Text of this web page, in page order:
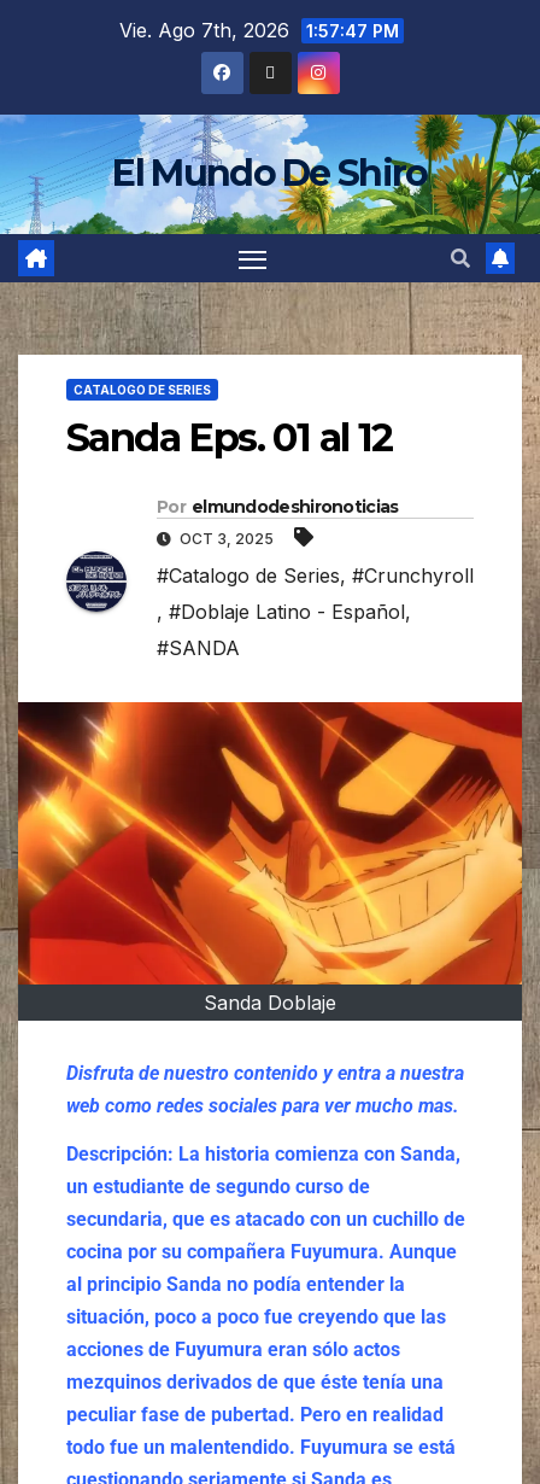
Vie. Ago 7th, 2026 1:57:48 PM
El Mundo De Shiro
CATALOGO DE SERIES
Sanda Eps. 01 al 12
Por elmundodeshironoticias
OCT 3, 2025
#Catalogo de Series, #Crunchyroll
, #Doblaje Latino - Español,
#SANDA
Sanda Doblaje
Disfruta de nuestro contenido y entra a nuestra
web como redes sociales para ver mucho mas.
Descripción: La historia comienza con Sanda,
un estudiante de segundo curso de
secundaria, que es atacado con un cuchillo de
cocina por su compañera Fuyumura. Aunque
al principio Sanda no podía entender la
situación, poco a poco fue creyendo que las
acciones de Fuyumura eran sólo actos
mezquinos derivados de que éste tenía una
peculiar fase de pubertad. Pero en realidad
todo fue un malentendido. Fuyumura se está
cuestionando seriamente si Sanda es